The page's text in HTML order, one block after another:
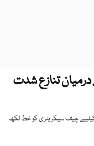
تنازع شدت
چیف سیکریٹری کو خط لکھ